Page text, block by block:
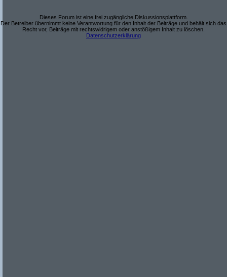
Dieses Forum ist eine frei zugängliche Diskussionsplattform.
Der Betreiber übernimmt keine Verantwortung für den Inhalt der Beiträge und behält sich das
Recht vor, Beiträge mit rechtswidrigem oder anstößigem Inhalt zu löschen.
Datenschutzerklärung